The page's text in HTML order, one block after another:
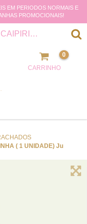
EM PERIODOS NORMAIS E
PROMOCIONAIS!
APLIQUES EMBORRACHADO CAIPIRINHA ( 1 UNIDADE) JU
CARRINHO
0
( 1 UNIDADE) Ju